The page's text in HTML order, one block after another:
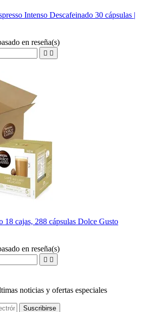
Intenso Descafeinado 30 cápsulas |
en reseña(s)
 
18 cajas, 288 cápsulas Dolce Gusto
en reseña(s)
 
noticias y ofertas especiales